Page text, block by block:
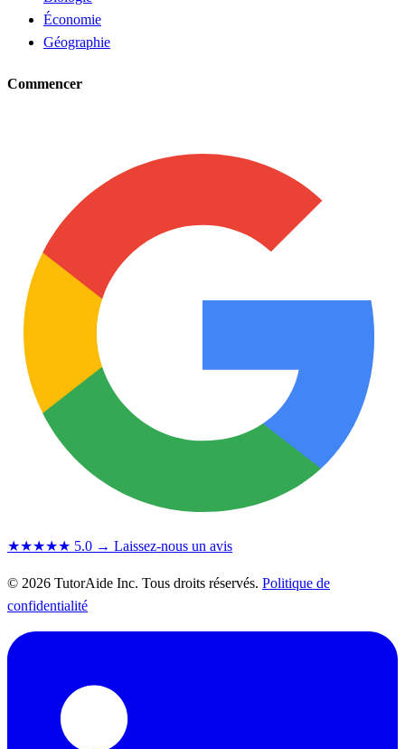
Économie
Géographie
Commencer
★★★★★ 5.0 → Laissez-nous un avis
© 2026 TutorAide Inc. Tous droits réservés. Politique de
confidentialité